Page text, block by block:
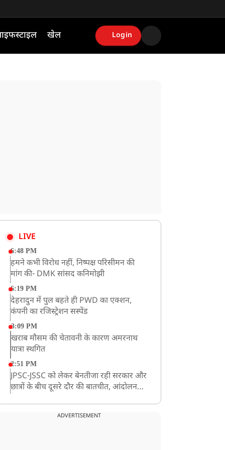
खेल Login
LIVE
6:48 PM
हमने कभी विरोध नहीं, निष्पक्ष परिसीमन की
मांग की- DMK सांसद कनिमोझी
6:19 PM
देहरादुन में पुल बहते ही PWD का एक्शन,
कंपनी का रजिस्ट्रेशन सस्पेंड
3:09 PM
खराब मौसम की चेतावनी के कारण अमरनाथ
यात्रा स्थगित
2:51 PM
JPSC-JSSC को लेकर बेनतीजा रही सरकार और
छात्रों के बीच दूसरे दौर की बातचीत, आंदोलन
प्रयागराज पहुंचे राहुल गांधी, ‘छात्रों की गूंज’
ADVERTISEMENT